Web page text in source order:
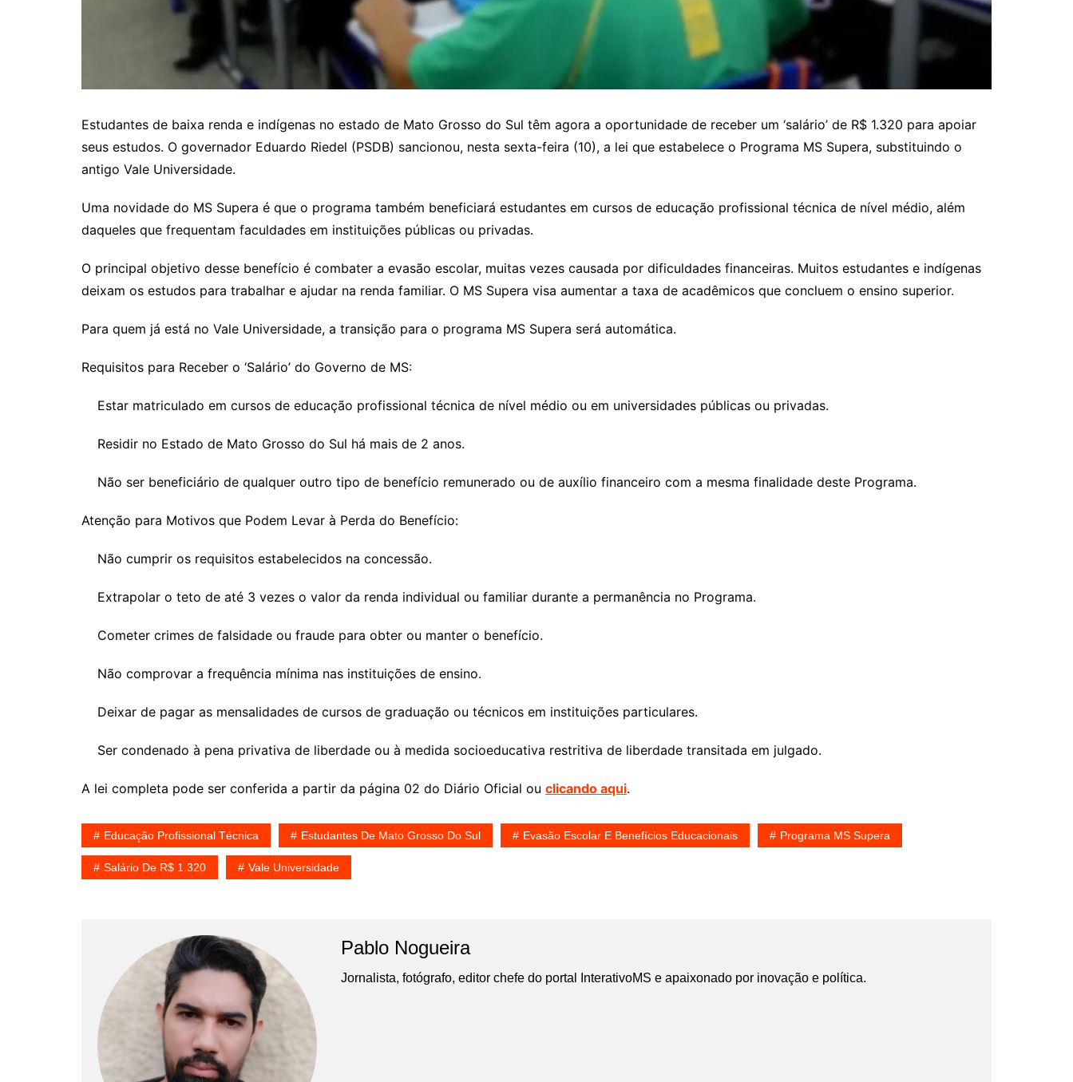
Estudantes de baixa renda e indígenas no estado de Mato Grosso do Sul têm agora a oportunidade de receber um ‘salário’ de R$ 1.320 para apoiar
seus estudos. O governador Eduardo Riedel (PSDB) sancionou, nesta sexta-feira (10), a lei que estabelece o Programa MS Supera, substituindo o
antigo Vale Universidade.
Uma novidade do MS Supera é que o programa também beneficiará estudantes em cursos de educação profissional técnica de nível médio, além
daqueles que frequentam faculdades em instituições públicas ou privadas.
O principal objetivo desse benefício é combater a evasão escolar, muitas vezes causada por dificuldades financeiras. Muitos estudantes e indígenas
deixam os estudos para trabalhar e ajudar na renda familiar. O MS Supera visa aumentar a taxa de acadêmicos que concluem o ensino superior.
Para quem já está no Vale Universidade, a transição para o programa MS Supera será automática.
Requisitos para Receber o ‘Salário’ do Governo de MS:
Estar matriculado em cursos de educação profissional técnica de nível médio ou em universidades públicas ou privadas.
Residir no Estado de Mato Grosso do Sul há mais de 2 anos.
Não ser beneficiário de qualquer outro tipo de benefício remunerado ou de auxílio financeiro com a mesma finalidade deste Programa.
Atenção para Motivos que Podem Levar à Perda do Benefício:
Não cumprir os requisitos estabelecidos na concessão.
Extrapolar o teto de até 3 vezes o valor da renda individual ou familiar durante a permanência no Programa.
Cometer crimes de falsidade ou fraude para obter ou manter o benefício.
Não comprovar a frequência mínima nas instituições de ensino.
Deixar de pagar as mensalidades de cursos de graduação ou técnicos em instituições particulares.
Ser condenado à pena privativa de liberdade ou à medida socioeducativa restritiva de liberdade transitada em julgado.
A lei completa pode ser conferida a partir da página 02 do Diário Oficial ou clicando aqui.
Educação Profissional Técnica Estudantes De Mato Grosso Do Sul Evasão Escolar E Benefícios Educacionais Programa MS Supera
Salário De R$ 1.320 Vale Universidade
Pablo Nogueira
Jornalista, fotógrafo, editor chefe do portal InterativoMS e apaixonado por inovação e política.